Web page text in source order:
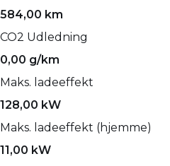
584,00 km
CO2 Udledning
0,00 g/km
Maks. ladeeffekt
128,00 kW
Maks. ladeeffekt (hjemme)
11,00 kW